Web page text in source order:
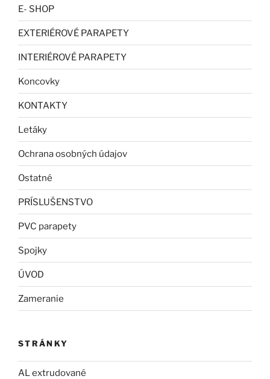
E- SHOP
EXTERIÉROVÉ PARAPETY
INTERIÉROVÉ PARAPETY
Koncovky
KONTAKTY
Letáky
Ochrana osobných údajov
Ostatné
PRÍSLUŠENSTVO
PVC parapety
Spojky
ÚVOD
Zameranie
STRÁNKY
AL extrudované